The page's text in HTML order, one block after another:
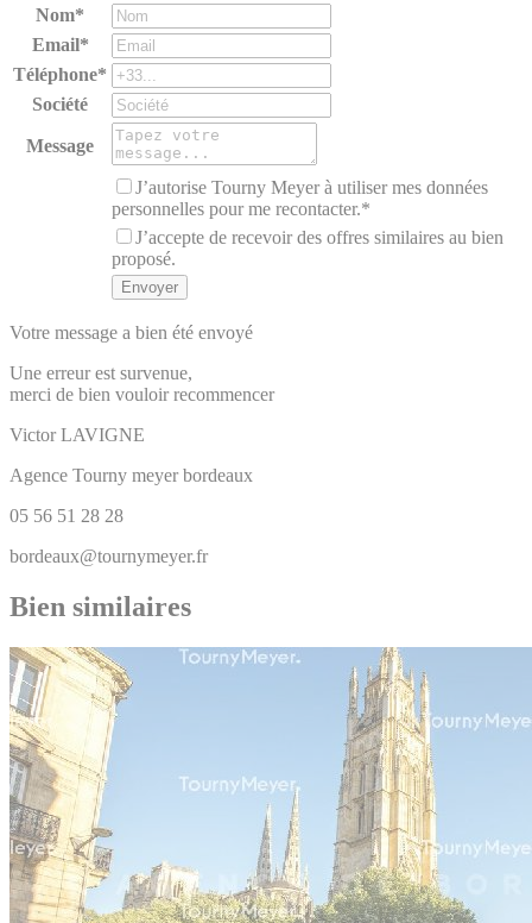
Nom*
Email*
Téléphone*
Société
Message
J’autorise Tourny Meyer à utiliser mes données
personnelles pour me recontacter.*
J’accepte de recevoir des offres similaires au bien
proposé.
Votre message a bien été envoyé
Une erreur est survenue,
merci de bien vouloir recommencer
Victor LAVIGNE
Agence Tourny meyer bordeaux
05 56 51 28 28
bordeaux@tournymeyer.fr
Bien similaires